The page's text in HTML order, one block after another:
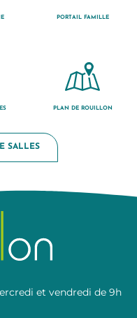
PORTAIL FAMILLE
PLAN DE ROUILLON
SALLES
et vendredi de 9h